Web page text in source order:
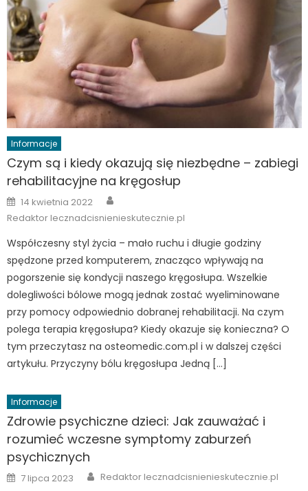
Informacje
Czym są i kiedy okazują się niezbędne – zabiegi
rehabilitacyjne na kręgosłup
Posted
on
14 kwietnia 2022
Redaktor lecznadcisnienieskutecznie.pl
Współczesny styl życia – mało ruchu i długie godziny
spędzone przed komputerem, znacząco wpływają na
pogorszenie się kondycji naszego kręgosłupa. Wszelkie
dolegliwości bólowe mogą jednak zostać wyeliminowane
przy pomocy odpowiednio dobranej rehabilitacji. Na czym
polega terapia kręgosłupa? Kiedy okazuje się konieczna? O
tym przeczytasz na osteomedic.com.pl i w dalszej części
artykułu. Przyczyny bólu kręgosłupa Jedną […]
Informacje
Zdrowie psychiczne dzieci: Jak zauważać i
rozumieć wczesne symptomy zaburzeń
psychicznych
Posted
on
7 lipca 2023 Author
Redaktor lecznadcisnienieskutecznie.pl